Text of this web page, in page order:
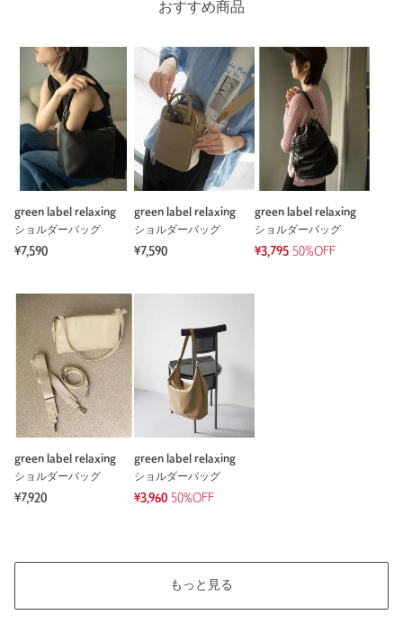
※レビューは、個人の主観による感想・体感によるもので、商品の効果や性
能を保証するものではありません。
もっと見る
おすすめ商品
green label relaxing
ショルダーバッグ
¥7,590
green label relaxing
ショルダーバッグ
¥7,590
green label relaxing
ショルダーバッグ
¥3,795 50%OFF
green label relaxing
ショルダーバッグ
¥7,920
green label relaxing
ショルダーバッグ
¥3,960 50%OFF
もっと見る